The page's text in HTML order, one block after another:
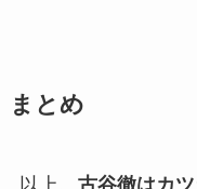
まとめ